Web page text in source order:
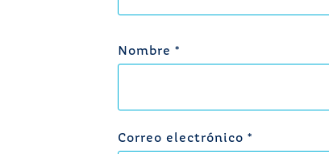
Nombre *
Correo electrónico *